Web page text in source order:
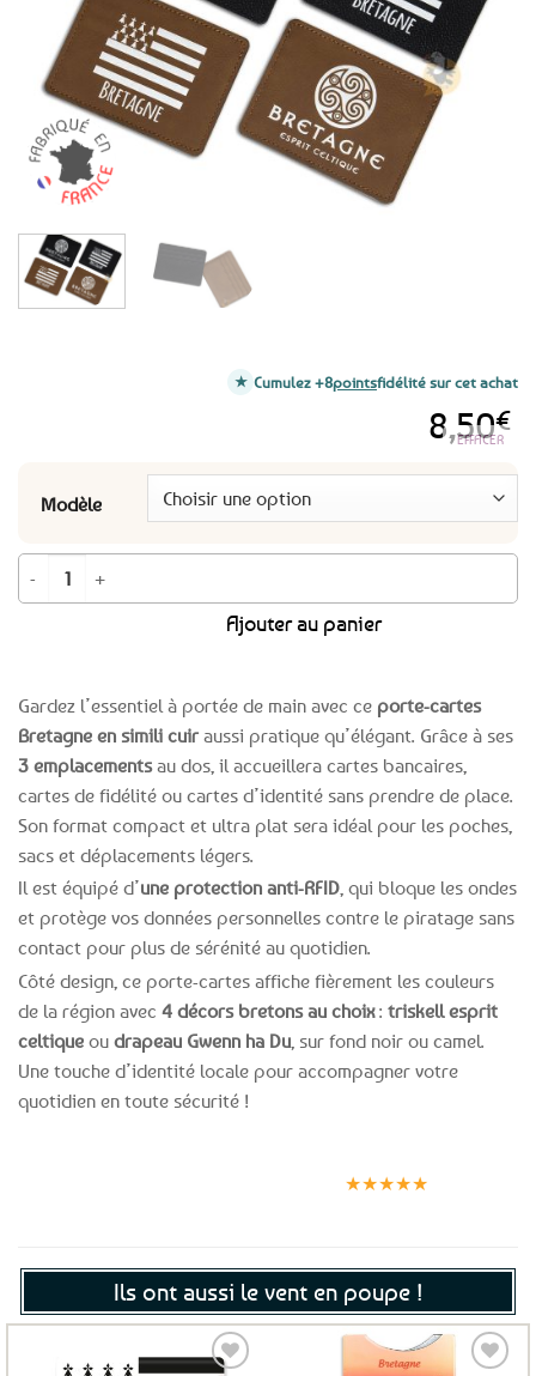
favoris
Gardez l’essentiel à portée de main avec ce porte-cartes
Bretagne en simili cuir aussi pratique qu’élégant. Grâce à ses
3 emplacementsau dos, il accueillera cartes bancaires,
cartes de fidélité ou cartes d’identité sans prendre de place.
Son format compact et ultra plat sera idéal pour les poches,
sacs et déplacements légers.
Il est équipé d’une protection anti-RFID, qui bloque les ondes
et protège vos données personnelles contre le piratage sans
contact pour plus de sérénité au quotidien.
Côté design, ce porte-cartes affiche fièrement les couleurs
de la région avec 4 décors bretons au choix: triskell esprit
celtique ou drapeau Gwenn ha Du , sur fond noir ou camel.
Une touche d’identité locale pour accompagner votre
quotidien en toute sécurité !
8,50€
Modèle
EFFACER
quantité de Porte-carte Bretagne simili-cuir 3 emplacements
Ajouter au panier
Cumulez +8pointsfidélité sur cet achat
★★★★★
Ils ont aussi le vent en poupe !